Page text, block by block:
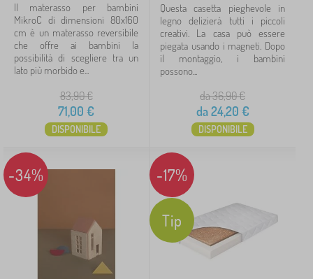
Il materasso per bambini
MikroC di dimensioni 80x160
cm è un materasso reversibile
che offre ai bambini la
possibilità di scegliere tra un
lato più morbido e...
83,90€
71,00 €
DISPONIBILE
Questa casetta pieghevole in
legno delizierà tutti i piccoli
creativi. La casa può essere
piegata usando i magneti. Dopo
il montaggio, i bambini
possono...
da 36,90€
da24,20 €
DISPONIBILE
-34% -17%
Tip